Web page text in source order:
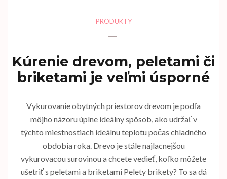
PRODUKTY
Kúrenie drevom, peletami či
briketami je veľmi úsporné
Vykurovanie obytných priestorov drevom je podľa
môjho názoru úplne ideálny spôsob, ako udržať v
týchto miestnostiach ideálnu teplotu počas chladného
obdobia roka. Drevo je stále najlacnejšou
vykurovacou surovinou a chcete vedieť, koľko môžete
ušetriť s peletami a briketami Pelety brikety? To sa dá